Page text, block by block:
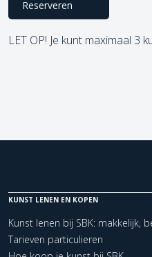
Reserveren
LET OP! Je kunt maximaal 3
KUNST LENEN EN KOPEN
Kunst lenen bij SBK: makkelijk,
Tarieven particulieren